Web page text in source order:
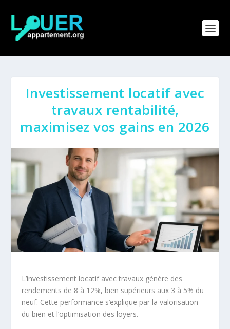
Investissement locatif avec
travaux rentabilité,
maximisez vos gains en 2026
L’investissement locatif avec travaux génère des
rendements de 8 à 12%, bien supérieurs aux 3 à 5% du
neuf. Cette performance s’explique par la valorisation
du bien et l’optimisation des loyers.